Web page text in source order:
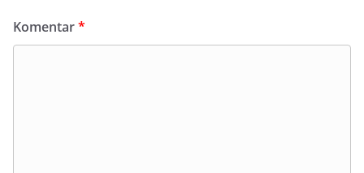
Komentar*